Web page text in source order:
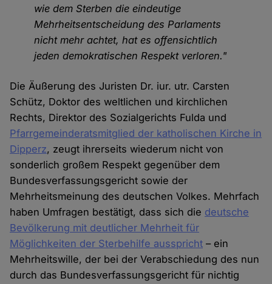
wie dem Sterben die eindeutige
Mehrheitsentscheidung des Parlaments
nicht mehr achtet, hat es offensichtlich
jeden demokratischen Respekt verloren."
Die Äußerung des Juristen Dr. iur. utr. Carsten
Schütz, Doktor des weltlichen und kirchlichen
Rechts, Direktor des Sozialgerichts Fulda und
Pfarrgemeinderatsmitglied der katholischen Kirche in
Dipperz, zeugt ihrerseits wiederum nicht von
sonderlich großem Respekt gegenüber dem
Bundesverfassungsgericht sowie der
Mehrheitsmeinung des deutschen Volkes. Mehrfach
haben Umfragen bestätigt, dass sich die deutsche
Bevölkerung mit deutlicher Mehrheit für
Möglichkeiten der Sterbehilfe ausspricht – ein
Mehrheitswille, der bei der Verabschiedung des nun
durch das Bundesverfassungsgericht für nichtig